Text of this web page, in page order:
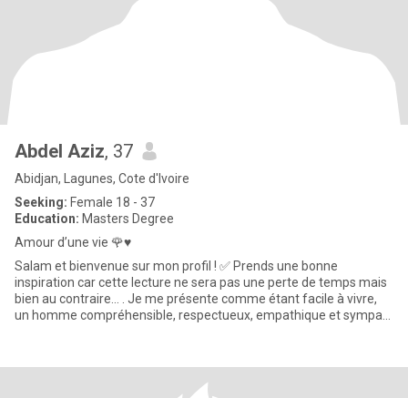
Abdel Aziz, 37
Abidjan, Lagunes, Cote d'Ivoire
Seeking: Female 18 - 37
Education: Masters Degree
Amour d’une vie 🌹♥️
Salam et bienvenue sur mon profil ! ✅ Prends une bonne
inspiration car cette lecture ne sera pas une perte de temps mais
bien au contraire… . Je me présente comme étant facile à vivre,
un homme compréhensible, respectueux, empathique et sympa…